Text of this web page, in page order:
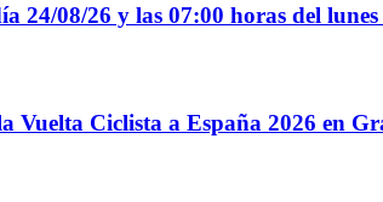
24/08/26 y las 07:00 horas del
Vuelta Ciclista a España 2026 en